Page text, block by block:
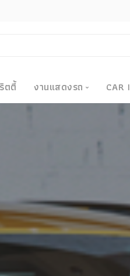
คุณต้
ตตี้ งานแสดงรถ
Motor Expo
Motor Show
Supercar &
CAR